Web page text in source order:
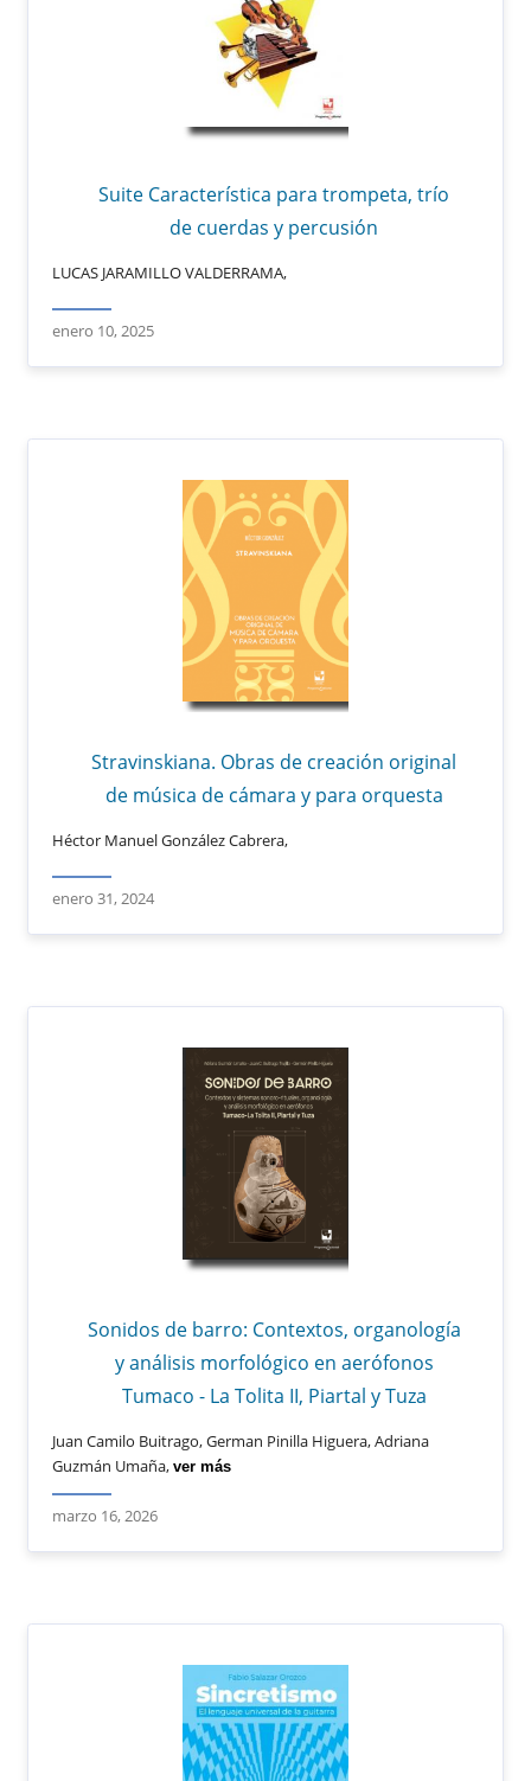
Suite Característica para trompeta, trío
de cuerdas y percusión
LUCAS JARAMILLO VALDERRAMA,
enero 10, 2025
Stravinskiana. Obras de creación original
de música de cámara y para orquesta
Héctor Manuel González Cabrera,
enero 31, 2024
Sonidos de barro: Contextos, organología
y análisis morfológico en aerófonos
Tumaco - La Tolita II, Piartal y Tuza
Juan Camilo Buitrago, German Pinilla Higuera, Adriana
Guzmán Umaña,ver más
marzo 16, 2026